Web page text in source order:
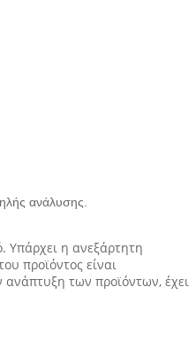
ανάλυσης.
Υπάρχει η ανεξάρτητη
προϊόντος είναι
ανάπτυξη των προϊόντων, έχει